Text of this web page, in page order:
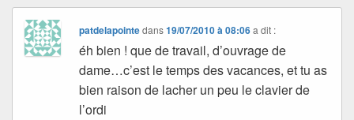
patdelapointedans19/07/2010 à 08:06 a dit :
éh bien ! que de travail, d’ouvrage de
dame…c’est le temps des vacances, et tu as
bien raison de lacher un peu le clavier de
l’ordi